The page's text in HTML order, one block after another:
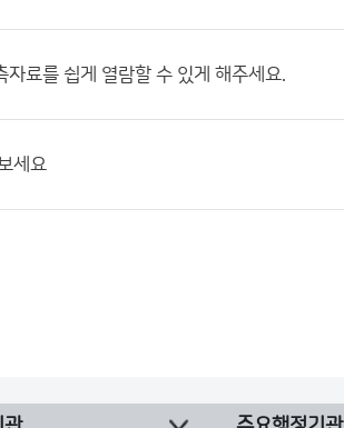
자료를 쉽게 열람할 수 있게 해주세요.
세요